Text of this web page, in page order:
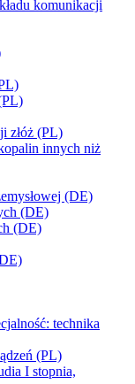
komunikacji
złóż (PL)
innych niż
(DE)
(DE)
(DE)
technika
(PL)
I stopnia,